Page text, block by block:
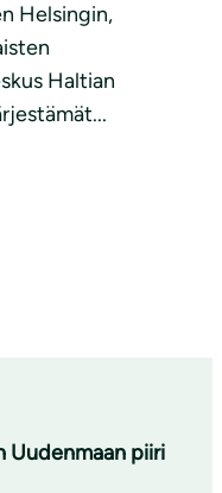
Helsingin,
Haltian
Uudenmaan piiri